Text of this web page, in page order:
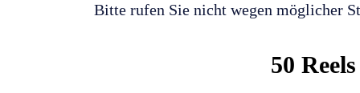
Bitte rufen Sie nicht wegen möglicher
50 Reels